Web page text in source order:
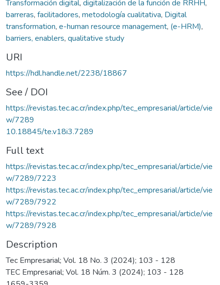
Transformación digital, digitalización de la función de RRHH,
barreras, facilitadores, metodología cualitativa, Digital
transformation, e-human resource management, (e-HRM),
barriers, enablers, qualitative study
URI
https://hdl.handle.net/2238/18867
See / DOI
https://revistas.tec.ac.cr/index.php/tec_empresarial/article/vie
w/7289
10.18845/te.v18i3.7289
Full text
https://revistas.tec.ac.cr/index.php/tec_empresarial/article/vie
w/7289/7223
https://revistas.tec.ac.cr/index.php/tec_empresarial/article/vie
w/7289/7922
https://revistas.tec.ac.cr/index.php/tec_empresarial/article/vie
w/7289/7928
Description
Tec Empresarial; Vol. 18 No. 3 (2024); 103 - 128
TEC Empresarial; Vol. 18 Núm. 3 (2024); 103 - 128